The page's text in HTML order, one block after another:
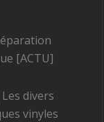
[ACTU]
Les divers
vinyles